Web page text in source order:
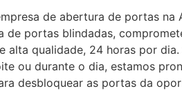
de abertura de portas na
de portas blindadas,
alta qualidade, 24 horas por
ou durante o dia, estamos
desbloquear as portas da